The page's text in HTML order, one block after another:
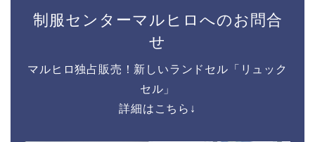
制服センターマルヒロへのお問合
せ
マルヒロ独占販売！新しいランドセル「リュック
セル」
詳細はこちら↓